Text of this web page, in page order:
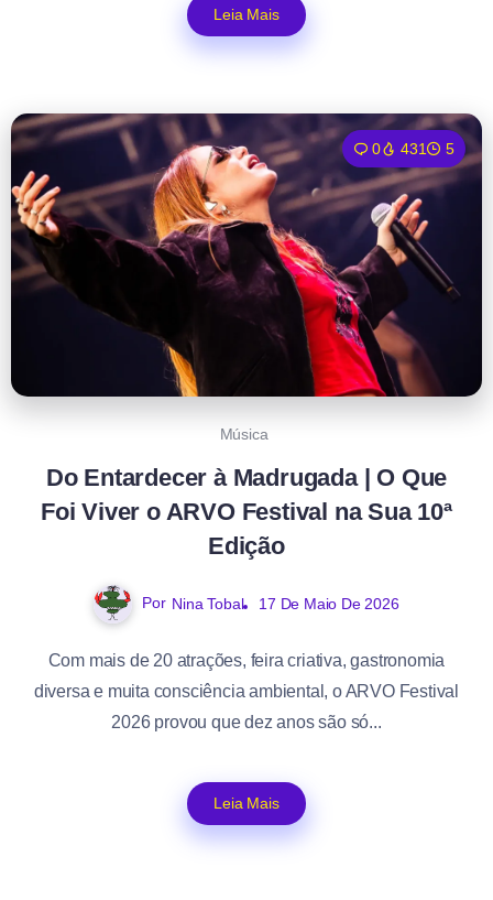
Leia Mais
0 431 5
Música
Do Entardecer à Madrugada | O Que
Foi Viver o ARVO Festival na Sua 10ª
Edição
Por Nina Tobal 17 De Maio De 2026
Com mais de 20 atrações, feira criativa, gastronomia
diversa e muita consciência ambiental, o ARVO Festival
2026 provou que dez anos são só...
Leia Mais